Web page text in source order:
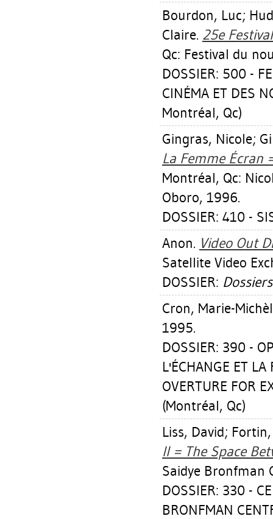
Bourdon, Luc;
Claire. 25e
Qc: Festival du
DOSSIER: 500 -
CINÉMA ET DES
Montréal, Qc)
Gingras, Nicole;
La Femme Écran
Montréal, Qc:
Oboro, 1996.
DOSSIER: 410 -
Anon. Video Out
Satellite Video
DOSSIER:
Cron, Marie-
1995.
DOSSIER: 390 -
L'ÉCHANGE ET
OVERTURE FOR
(Montréal, Qc)
Liss, David;
II = The Space
Saidye Bronfman
DOSSIER: 330 -
BRONFMAN